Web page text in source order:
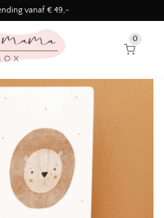
vanaf € 49,-
in huis!
0